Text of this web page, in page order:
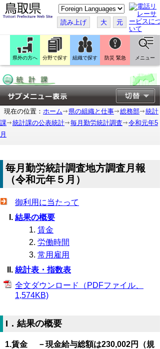
こ
の
ペ
ー
ジ
翻
訳
す
読み上げ 大 元
県外の方へ 分野で探す 組織で探す 防災 緊急 メニュー
現在の位置： ホーム 県の組織と仕事 総務部
統計
課
統計課の公表統計 毎月勤労統計調査
令和元年5
月
毎月勤労統計調査地方調査月報
（令和元年５月）
御利用に当たって
結果の概要
賃金
労働時間
常用雇用
統計表・指数表
全文ダウンロード（PDFファイル、
1,574KB)
I．結果の概要
1.賃金 －現金給与総額は230,002円（規